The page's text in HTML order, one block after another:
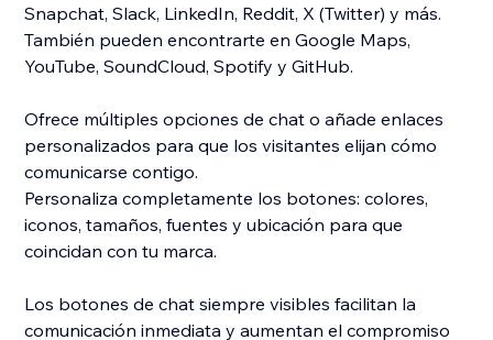
Snapchat, Slack, LinkedIn, Reddit, X (Twitter) y más.
También pueden encontrarte en Google Maps,
YouTube, SoundCloud, Spotify y GitHub.
Ofrece múltiples opciones de chat o añade enlaces
personalizados para que los visitantes elijan cómo
comunicarse contigo.
Personaliza completamente los botones: colores,
iconos, tamaños, fuentes y ubicación para que
coincidan con tu marca.
Los botones de chat siempre visibles facilitan la
comunicación inmediata y aumentan el compromiso